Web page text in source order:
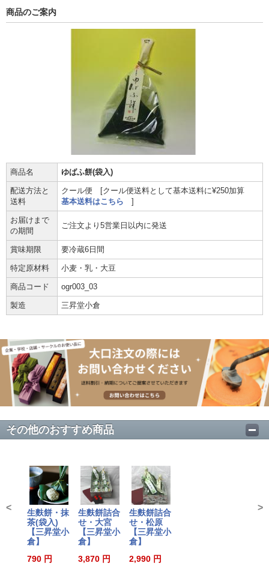
商品のご案内
商品名 ゆばふ餅(袋入)
配送方法と
送料
クール便 [クール便送料として基本送料に¥250加算
基本送料はこちら ]
お届けまで
の期間
ご注文より5営業日以内に発送
賞味期限 要冷蔵6日間
特定原材料 小麦・乳・大豆
商品コード ogr003_03
製造 三昇堂小倉
その他のおすすめ商品
生麩餅・抹
茶(袋入)
【三昇堂小
倉】
790 円
生麩餅詰合
せ・大宮
【三昇堂小
倉】
3,870 円
生麩餅詰合
せ・松原
【三昇堂小
倉】
2,990 円
< >